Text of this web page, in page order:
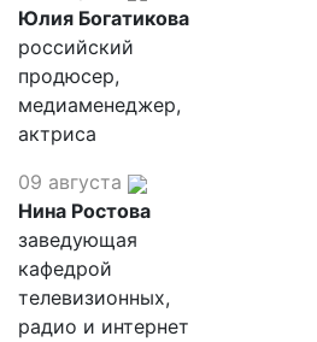
Юлия Богатикова
российский
продюсер,
медиаменеджер,
актриса
09 августа
Нина Ростова
заведующая
кафедрой
телевизионных,
радио и интернет